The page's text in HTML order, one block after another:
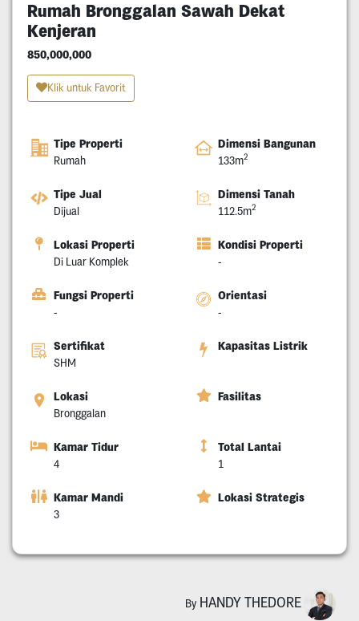
Rumah Bronggalan Sawah Dekat
Kenjeran
850,000,000
Klik untuk Favorit
Tipe Properti
Rumah
Dimensi Bangunan
133m2
Tipe Jual
Dijual
Dimensi Tanah
112.5m2
Lokasi Properti
Di Luar Komplek
Kondisi Properti
-
Fungsi Properti
-
Orientasi
-
Sertifikat
SHM
Kapasitas Listrik
Lokasi
Bronggalan
Fasilitas
Kamar Tidur
4
Total Lantai
1
Kamar Mandi
3
Lokasi Strategis
By HANDY THEDORE